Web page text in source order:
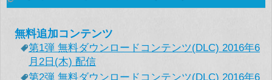
無料追加コンテンツ
第1弾 無料ダウンロードコンテンツ(DLC) 2016年6
月2日(木) 配信
第2弾 無料ダウンロードコンテンツ(DLC) 2016年6